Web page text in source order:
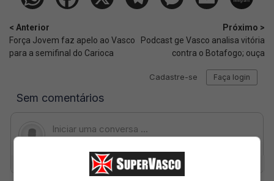
< Anterior
Força Jovem faz apelo ao Vasco
para a semifinal do Carioca
Próximo >
Podcast ge Vasco analisa vitória
contra o Botafogo; ouça